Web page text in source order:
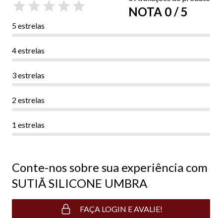
NOTA 0 / 5
5 estrelas
4 estrelas
3 estrelas
2 estrelas
1 estrelas
Conte-nos sobre sua experiência com
SUTIÃ SILICONE UMBRA
FAÇA LOGIN E AVALIE!